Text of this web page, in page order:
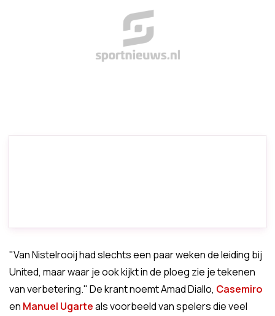
"Van Nistelrooij had slechts een paar weken de leiding bij
United, maar waar je ook kijkt in de ploeg zie je tekenen
van verbetering." De krant noemt Amad Diallo, Casemiro
en Manuel Ugarteals voorbeeld van spelers die veel